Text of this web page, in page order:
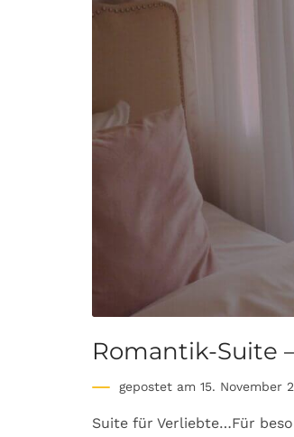
Romantik-Suite
gepostet am 15. November
Suite für Verliebte…Für